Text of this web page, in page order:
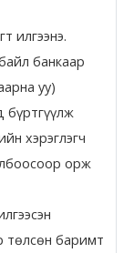
илгээнэ.
банкаар
уу)
бүртгүүлж
хэрэглэгч
орж
төлсөн баримт